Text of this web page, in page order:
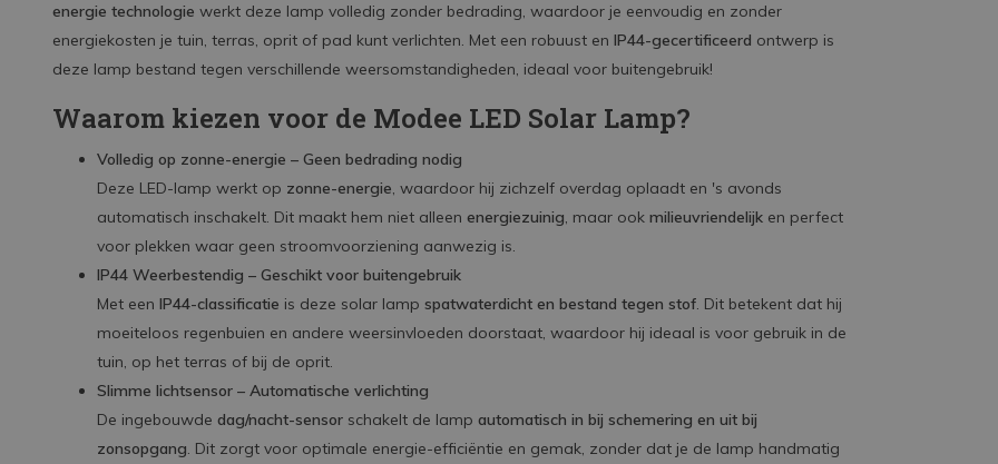
energie technologie werkt deze lamp volledig zonder bedrading, waardoor je eenvoudig en zonder
energiekosten je tuin, terras, oprit of pad kunt verlichten. Met een robuust en IP44-gecertificeerd ontwerp is
deze lamp bestand tegen verschillende weersomstandigheden, ideaal voor buitengebruik!
Waarom kiezen voor de Modee LED Solar Lamp?
Volledig op zonne-energie – Geen bedrading nodig
Deze LED-lamp werkt op zonne-energie, waardoor hij zichzelf overdag oplaadt en 's avonds
automatisch inschakelt. Dit maakt hem niet alleen energiezuinig, maar ook milieuvriendelijk en perfect
voor plekken waar geen stroomvoorziening aanwezig is.
IP44 Weerbestendig – Geschikt voor buitengebruik
Met een IP44-classificatie is deze solar lamp spatwaterdicht en bestand tegen stof. Dit betekent dat hij
moeiteloos regenbuien en andere weersinvloeden doorstaat, waardoor hij ideaal is voor gebruik in de
tuin, op het terras of bij de oprit.
Slimme lichtsensor – Automatische verlichting
De ingebouwde dag/nacht-sensor schakelt de lamp automatisch in bij schemering en uit bij
zonsopgang. Dit zorgt voor optimale energie-efficiëntie en gemak, zonder dat je de lamp handmatig